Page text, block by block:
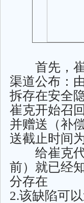
首先，崔
渠道公布：
拆存在安全
崔克开始召
并赠送（补
送截止时间
给崔克代
前）就已经
分存在
2.该缺陷可